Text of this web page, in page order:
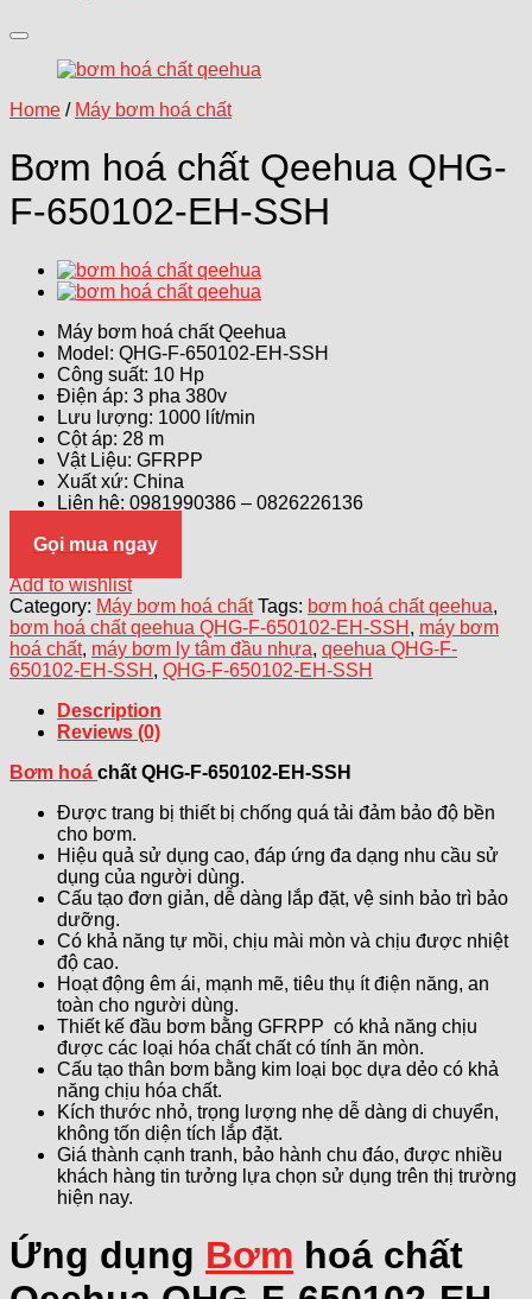
Home / Máy bơm hoá chất
Bơm hoá chất Qeehua QHG-
F-650102-EH-SSH
Máy bơm hoá chất Qeehua
Model: QHG-F-650102-EH-SSH
Công suất: 10 Hp
Điện áp: 3 pha 380v
Lưu lượng: 1000 lít/min
Cột áp: 28 m
Vật Liệu: GFRPP
Xuất xứ: China
Liên hệ: 0981990386 – 0826226136
Gọi mua ngay
Add to wishlist
Category: Máy bơm hoá chất Tags: bơm hoá chất qeehua,
bơm hoá chất qeehua QHG-F-650102-EH-SSH , máy bơm
hoá chất, máy bơm ly tâm đầu nhựa, qeehua QHG-F-
650102-EH-SSH , QHG-F-650102-EH-SSH
Description
Reviews (0)
Bơm hoá chất QHG-F-650102-EH-SSH
Được trang bị thiết bị chống quá tải đảm bảo độ bền
cho bơm.
Hiệu quả sử dụng cao, đáp ứng đa dạng nhu cầu sử
dụng của người dùng.
Cấu tạo đơn giản, dễ dàng lắp đặt, vệ sinh bảo trì bảo
dưỡng.
Có khả năng tự mồi, chịu mài mòn và chịu được nhiệt
độ cao.
Hoạt động êm ái, mạnh mẽ, tiêu thụ ít điện năng, an
toàn cho người dùng.
Thiết kế đầu bơm bằng GFRPP có khả năng chịu
được các loại hóa chất chất có tính ăn mòn.
Cấu tạo thân bơm bằng kim loại bọc dựa dẻo có khả
năng chịu hóa chất.
Kích thước nhỏ, trọng lượng nhẹ dễ dàng di chuyển,
không tốn diện tích lắp đặt.
Giá thành cạnh tranh, bảo hành chu đáo, được nhiều
khách hàng tin tưởng lựa chọn sử dụng trên thị trường
hiện nay.
Ứng dụng Bơm hoá chất